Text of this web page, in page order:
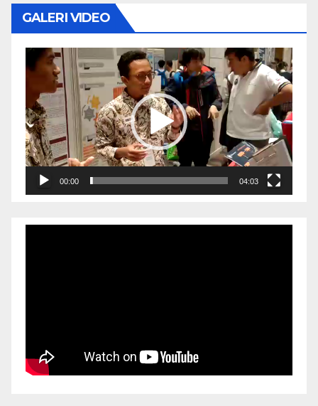
GALERI VIDEO
Video
Player
00:00 04:03